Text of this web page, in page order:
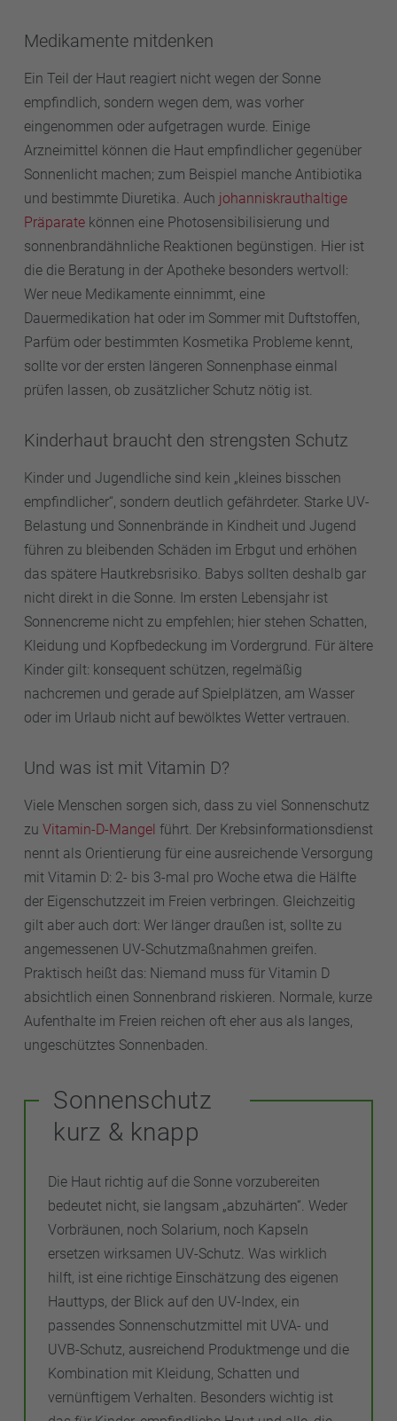
Medikamente mitdenken
Ein Teil der Haut reagiert nicht wegen der Sonne
empfindlich, sondern wegen dem, was vorher
eingenommen oder aufgetragen wurde. Einige
Arzneimittel können die Haut empfindlicher gegenüber
Sonnenlicht machen; zum Beispiel manche Antibiotika
und bestimmte Diuretika. Auch johanniskrauthaltige
Präparate können eine Photosensibilisierung und
sonnenbrandähnliche Reaktionen begünstigen. Hier ist
die die Beratung in der Apotheke besonders wertvoll:
Wer neue Medikamente einnimmt, eine
Dauermedikation hat oder im Sommer mit Duftstoffen,
Parfüm oder bestimmten Kosmetika Probleme kennt,
sollte vor der ersten längeren Sonnenphase einmal
prüfen lassen, ob zusätzlicher Schutz nötig ist.
Kinderhaut braucht den strengsten Schutz
Kinder und Jugendliche sind kein „kleines bisschen
empfindlicher“, sondern deutlich gefährdeter. Starke UV-
Belastung und Sonnenbrände in Kindheit und Jugend
führen zu bleibenden Schäden im Erbgut und erhöhen
das spätere Hautkrebsrisiko. Babys sollten deshalb gar
nicht direkt in die Sonne. Im ersten Lebensjahr ist
Sonnencreme nicht zu empfehlen; hier stehen Schatten,
Kleidung und Kopfbedeckung im Vordergrund. Für ältere
Kinder gilt: konsequent schützen, regelmäßig
nachcremen und gerade auf Spielplätzen, am Wasser
oder im Urlaub nicht auf bewölktes Wetter vertrauen.
Und was ist mit Vitamin D?
Viele Menschen sorgen sich, dass zu viel Sonnenschutz
zu Vitamin-D-Mangel führt. Der Krebsinformationsdienst
nennt als Orientierung für eine ausreichende Versorgung
mit Vitamin D: 2- bis 3-mal pro Woche etwa die Hälfte
der Eigenschutzzeit im Freien verbringen. Gleichzeitig
gilt aber auch dort: Wer länger draußen ist, sollte zu
angemessenen UV-Schutzmaßnahmen greifen.
Praktisch heißt das: Niemand muss für Vitamin D
absichtlich einen Sonnenbrand riskieren. Normale, kurze
Aufenthalte im Freien reichen oft eher aus als langes,
ungeschütztes Sonnenbaden.
Sonnenschutz
kurz & knapp
Die Haut richtig auf die Sonne vorzubereiten
bedeutet nicht, sie langsam „abzuhärten“. Weder
Vorbräunen, noch Solarium, noch Kapseln
ersetzen wirksamen UV-Schutz. Was wirklich
hilft, ist eine richtige Einschätzung des eigenen
Hauttyps, der Blick auf den UV-Index, ein
passendes Sonnenschutzmittel mit UVA- und
UVB-Schutz, ausreichend Produktmenge und die
Kombination mit Kleidung, Schatten und
vernünftigem Verhalten. Besonders wichtig ist